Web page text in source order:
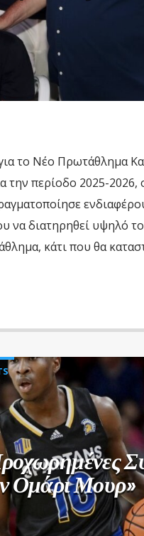
το Νέο Πρωτάθλημα
την περίοδο 2025-
να διατηρηθεί υψηλό
κάτι που θα
Ομάρι Μουρ»